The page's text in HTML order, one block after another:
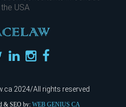
USA
2024/All rights reserved
& SEO by: WEB GENIUS CA